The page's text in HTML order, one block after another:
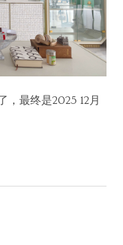
，最终是2025 12月